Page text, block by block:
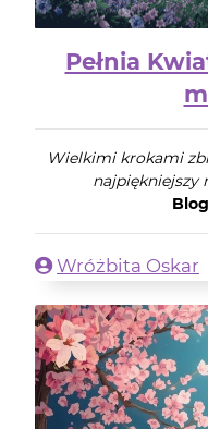
Pełnia
Wielkimi krokami
najpiękniejszy
Blog
Wróżbita Oskar